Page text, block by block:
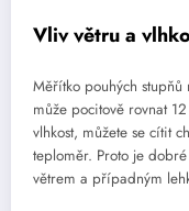
Vliv větru a
Měřítko pouhých stupňů
může pocitově rovnat
vlhkost, můžete se cítit
teploměr. Proto je
větrem a případným